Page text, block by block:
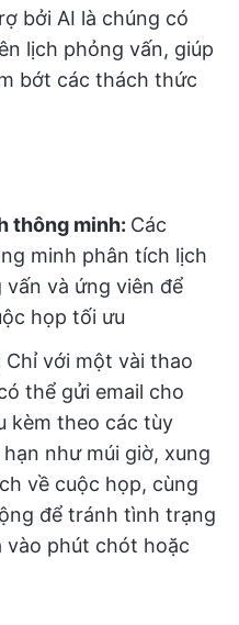
bởi AI là chúng có
lịch phỏng vấn, giúp
bớt các thách thức
thông minh: Các
minh phân tích lịch
và ứng viên để
họp tối ưu
Chỉ với một vài thao
thể gửi email cho
kèm theo các tùy
như múi giờ, xung
về cuộc họp, cùng
để tránh tình trạng
vào phút chót hoặc